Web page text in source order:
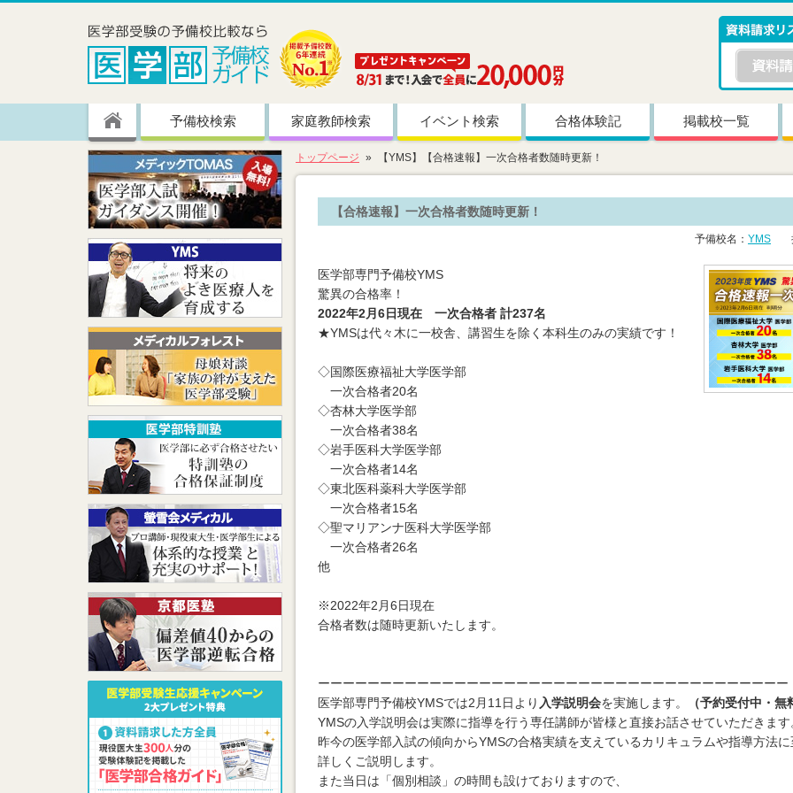
予備校検索 家庭教師検索 イベント検索 合格体験記 掲載校一覧
トップページ 【YMS】【合格速報】一次合格者数随時更新！
【合格速報】一次合格者数随時更新！
予備校名： YMS
医学部専門予備校YMS
驚異の合格率！
2022年2月6日現在 一次合格者 計237名
★YMSは代々木に一校舎、講習生を除く本科生のみの実績です！
◇国際医療福祉大学医学部
一次合格者20名
◇杏林大学医学部
一次合格者38名
◇岩手医科大学医学部
一次合格者14名
◇東北医科薬科大学医学部
一次合格者15名
◇聖マリアンナ医科大学医学部
一次合格者26名
他
※2022年2月6日現在
合格者数は随時更新いたします。
ーーーーーーーーーーーーーーーーーーーーーーーーーーーーーーーーーーーーーー
医学部専門予備校YMSでは2月11日より 入学説明会を実施します。
（予約受付中・無
YMSの入学説明会は実際に指導を行う専任講師が皆様と直接お話させていただきます
昨今の医学部入試の傾向からYMSの合格実績を支えているカリキュラムや指導方法に
詳しくご説明します。
また当日は「個別相談」の時間も設けておりますので、